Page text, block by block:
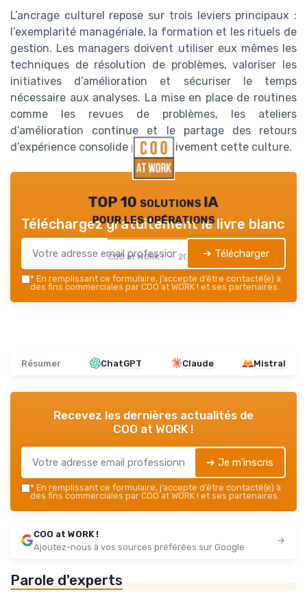
L’ancrage culturel repose sur trois leviers principaux :
l’exemplarité managériale, la formation et les rituels de
gestion. Les managers doivent utiliser eux mêmes les
techniques de résolution de problèmes, valoriser les
initiatives d’amélioration et sécuriser le temps
nécessaire aux analyses. La mise en place de routines
comme les revues de problèmes, les ateliers
d’amélioration continue et le partage des retours
d’expérience consolide progressivement cette culture.
TOP 10 solutions IA
pour les opérations
COO at WORK ! — 2026
Téléchargez gratuitement le livre blanc
➔ Télécharger
* En remplissant ce formulaire, j’accepte d’être contacté(e) à
des fins commerciales par COO at WORK ! et ses partenaires.
Résumer ChatGPT Claude Mistral
Recevez les dernières actualités de
COO at WORK !
➔ Je m'inscris
* En remplissant ce formulaire, j’accepte d’être contacté(e) à
des fins commerciales par COO at WORK ! et ses partenaires.
COO at WORK !
Ajoutez-nous à vos sources préférées sur Google
Parole d'experts